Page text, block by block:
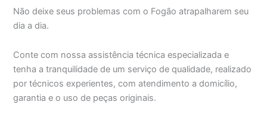
Não deixe seus problemas com o Fogão atrapalharem seu
dia a dia.
Conte com nossa assistência técnica especializada e
tenha a tranquilidade de um serviço de qualidade, realizado
por técnicos experientes, com atendimento a domicílio,
garantia e o uso de peças originais.